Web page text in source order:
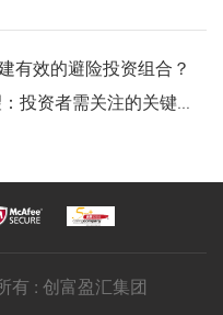
有效的避险投资组合？
投资者需关注的关键
: 创富盈汇集团